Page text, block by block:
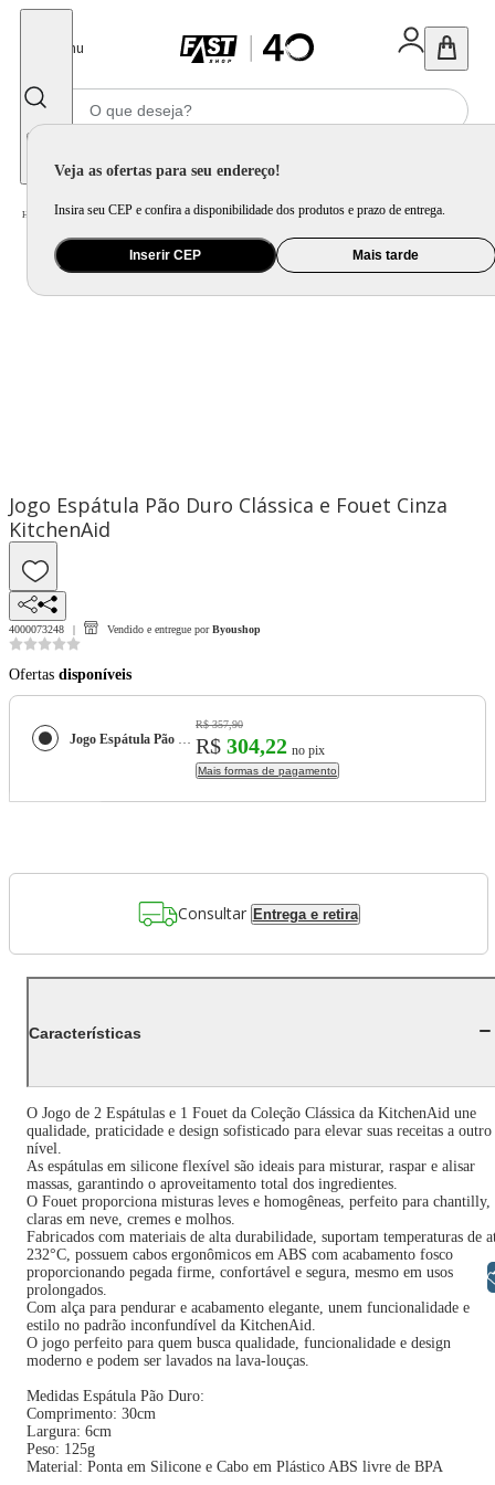
Menu
Veja as ofertas para seu endereço!
Insira seu CEP e confira a disponibilidade dos produtos e prazo de entrega.
Inserir CEP Mais tarde
Home Utilidade Doméstica Cozinha / Utensílio de Preparo
Jogo Espátula Pão Duro Clássica e Fouet Cinza
KitchenAid
4000073248 Vendido e entregue por Byoushop
Ofertas disponíveis
Jogo Espátula Pão Duro Clássica e Fouet Cinza KitchenAid
R$ 357,90
R$ 304,22 no pix
Mais formas de pagamento
Consultar Entrega e retira
Características
O Jogo de 2 Espátulas e 1 Fouet da Coleção Clássica da KitchenAid une
qualidade, praticidade e design sofisticado para elevar suas receitas a outro
nível.
As espátulas em silicone flexível são ideais para misturar, raspar e alisar
massas, garantindo o aproveitamento total dos ingredientes.
O Fouet proporciona misturas leves e homogêneas, perfeito para chantilly,
claras em neve, cremes e molhos.
Fabricados com materiais de alta durabilidade, suportam temperaturas de
232°C, possuem cabos ergonômicos em ABS com acabamento fosco
proporcionando pegada firme, confortável e segura, mesmo em usos
prolongados.
Com alça para pendurar e acabamento elegante, unem funcionalidade e
estilo no padrão inconfundível da KitchenAid.
O jogo perfeito para quem busca qualidade, funcionalidade e design
moderno e podem ser lavados na lava-louças.
Medidas Espátula Pão Duro:
Comprimento: 30cm
Largura: 6cm
Peso: 125g
Material: Ponta em Silicone e Cabo em Plástico ABS livre de BPA
Libras